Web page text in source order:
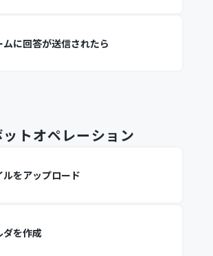
ムに回答が送信されたら
トオペレーション
ルをアップロード
ダを作成